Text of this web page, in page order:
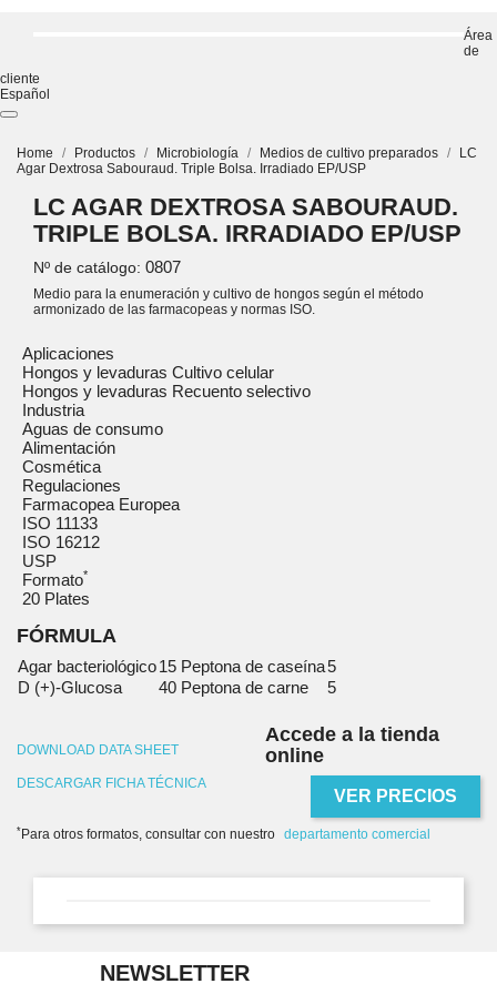
Área
de
cliente
Español
Home Productos Microbiología Medios de cultivo preparados
LC
Agar Dextrosa Sabouraud. Triple Bolsa. Irradiado EP/USP
LC AGAR DEXTROSA SABOURAUD.
TRIPLE BOLSA. IRRADIADO EP/USP
Nº de catálogo: 0807
Medio para la enumeración y cultivo de hongos según el método
armonizado de las farmacopeas y normas ISO.
Aplicaciones
Hongos y levaduras Cultivo celular
Hongos y levaduras Recuento selectivo
Industria
Aguas de consumo
Alimentación
Cosmética
Regulaciones
Farmacopea Europea
ISO 11133
ISO 16212
USP
Formato*
20 Plates
FÓRMULA
Agar bacteriológico15 Peptona de caseína5
D (+)-Glucosa
40 Peptona de carne 5
DOWNLOAD DATA SHEET
DESCARGAR FICHA TÉCNICA
Accede a la tienda
online
VER PRECIOS
* Para otros formatos, consultar con nuestro departamento comercial
NEWSLETTER